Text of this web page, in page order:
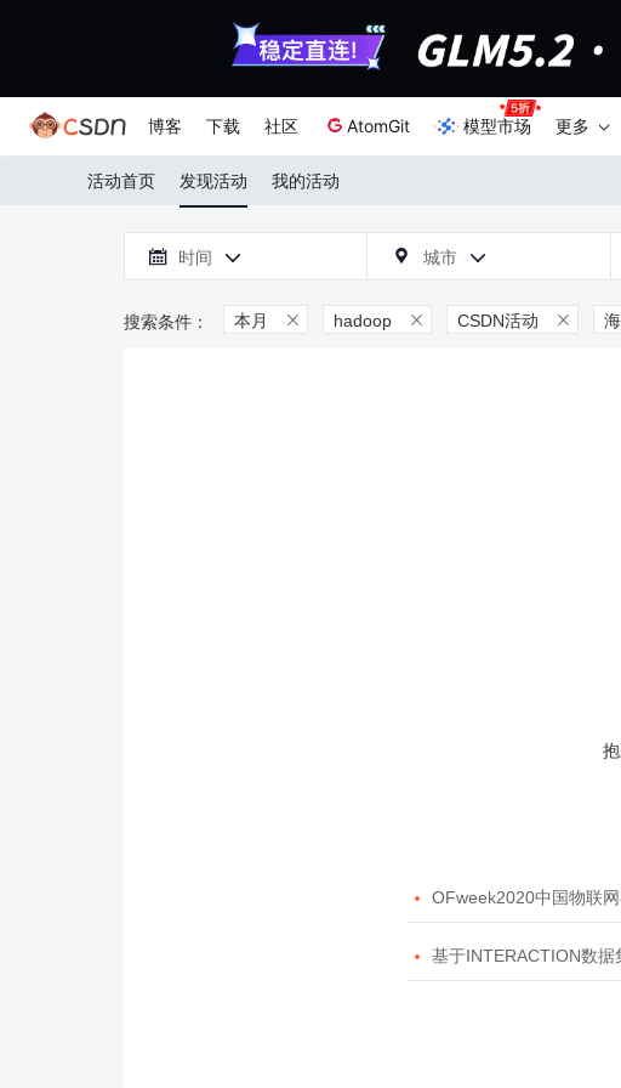
博客 下载 社区 AtomGit 模型市场 更多
活动首页 发现活动 我的活动
 时间   城市 
本月  hadoop  CSDN活动 
 OFweek2020中国物联
 基于INTERACTION数据集的自